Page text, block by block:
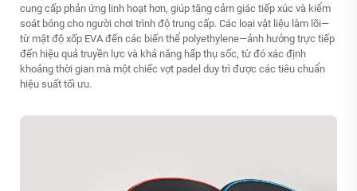
cung cấp phản ứng linh hoạt hơn, giúp tăng cảm giác tiếp xúc và kiểm
soát bóng cho người chơi trình độ trung cấp. Các loại vật liệu làm lõi—
từ mật độ xốp EVA đến các biến thể polyethylene—ảnh hưởng trực tiếp
đến hiệu quả truyền lực và khả năng hấp thụ sốc, từ đó xác định
khoảng thời gian mà một chiếc vợt padel duy trì được các tiêu chuẩn
hiệu suất tối ưu.